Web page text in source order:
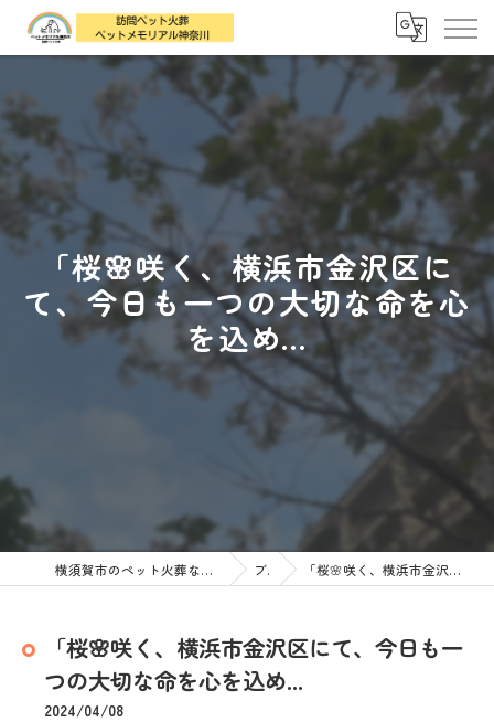
「桜🌸咲く、横浜市金沢区に
て、今日も一つの大切な命を心
を込め...
横須賀市のペット火葬なら訪問ペット火葬 ペットメモリアル神奈川 ブログ 「桜🌸咲く、横浜市金沢区にて、今日も一つの大切な命を心を込め...
「桜🌸咲く、横浜市金沢区にて、今日も一
つの大切な命を心を込め...
2024/04/08